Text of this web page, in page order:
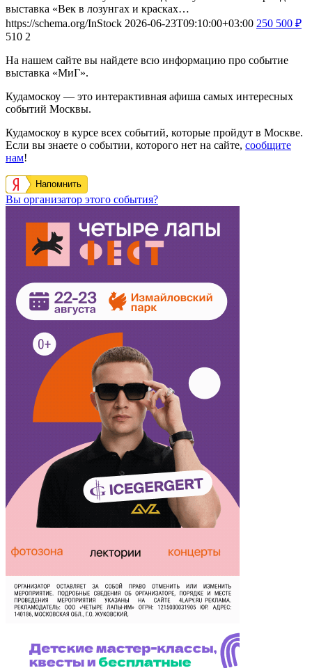
выставка «Век в лозунгах и красках…
https://schema.org/InStock 2026-06-23T09:10:00+03:00 250 500 ₽
510 2
На нашем сайте вы найдете всю информацию про событие
выставка «МиГ».
Кудамоскоу — это интерактивная афиша самых интересных
событий Москвы.
Кудамоскоу в курсе всех событий, которые пройдут в Москве.
Если вы знаете о событии, которого нет на сайте, сообщите
нам!
Напомнить
Вы организатор этого события?